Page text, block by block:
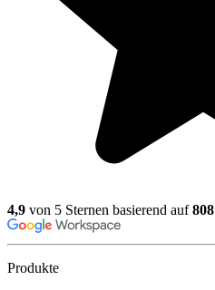
4,9 von 5 Sternen basierend auf808
Produkte